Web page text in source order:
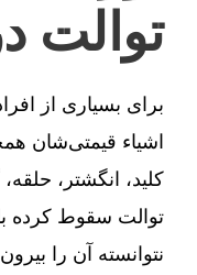
توالت
برای بسیاری از
اشیاء قیمتی‌شان
کلید، انگشتر،
توالت سقوط کرده
نتوانسته آن را